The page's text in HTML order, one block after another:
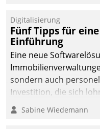
Digitalisierung
Fünf Tipps für
Einführung
Eine neue
sondern auch
Investition, die sich
nachhaltige
dieses Ziel erreicht
Sabine Wiedemann